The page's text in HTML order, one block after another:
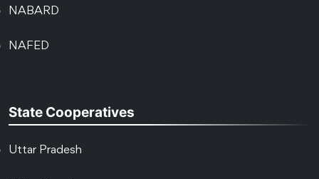
NABARD
NAFED
State Cooperatives
Uttar Pradesh